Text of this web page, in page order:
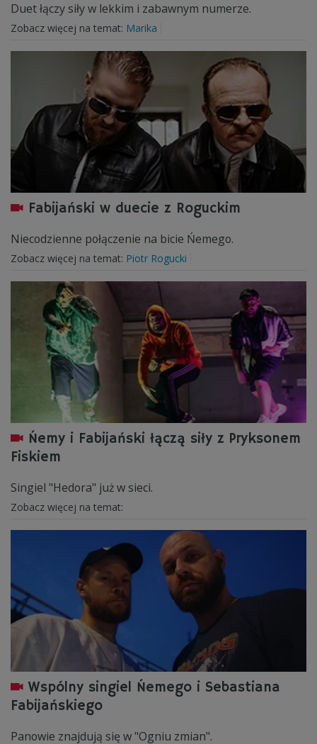
Duet łączy siły w lekkim i zabawnym numerze.
Zobacz więcej na temat: Marika
Fabijański w duecie z Roguckim
Niecodzienne połączenie na bicie Ńemego.
Zobacz więcej na temat: Piotr Rogucki
Ńemy i Fabijański łączą siły z Pryksonem
Fiskiem
Singiel "Hedora" już w sieci.
Zobacz więcej na temat:
Wspólny singiel Ńemego i Sebastiana
Fabijańskiego
Panowie znajdują się w "Ogniu zmian".